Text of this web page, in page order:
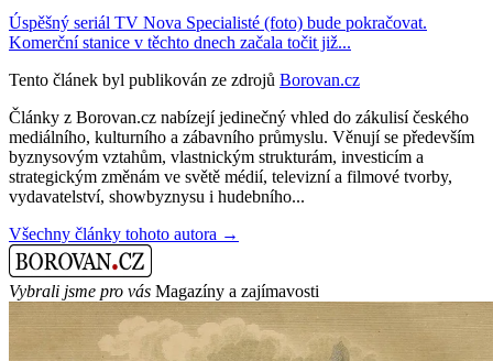
Úspěšný seriál TV Nova Specialisté (foto) bude pokračovat.
Komerční stanice v těchto dnech začala točit již...
Tento článek byl publikován ze zdrojů Borovan.cz
Články z Borovan.cz nabízejí jedinečný vhled do zákulisí českého
mediálního, kulturního a zábavního průmyslu. Věnují se především
byznysovým vztahům, vlastnickým strukturám, investicím a
strategickým změnám ve světě médií, televizní a filmové tvorby,
vydavatelství, showbyznysu i hudebního...
Všechny články tohoto autora →
Vybrali jsme pro vás Magazíny a zajímavosti